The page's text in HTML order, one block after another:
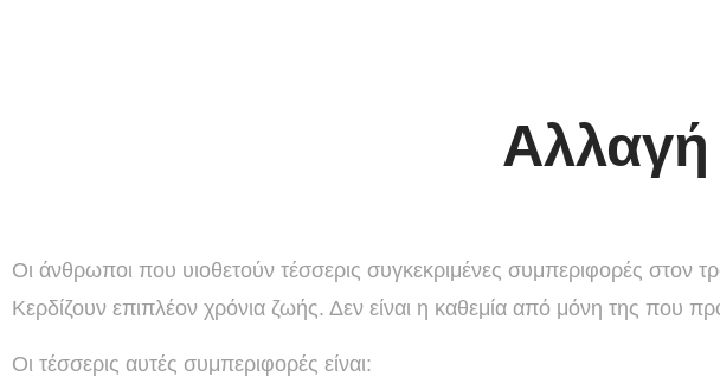
Οι άνθρωποι που υιοθετούν τέσσερις συγκεκριμένες συμπεριφορές
Κερδίζουν επιπλέον χρόνια ζωής. Δεν είναι η καθεμία από μόνη της που
Οι τέσσερις αυτές συμπεριφορές είναι: